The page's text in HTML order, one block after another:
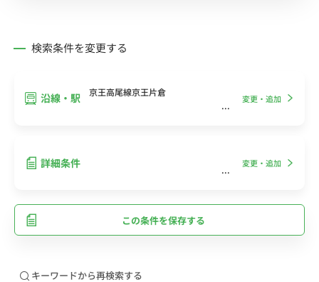
検索条件を変更する
沿線・駅 京王高尾線京王片倉
変更・追加
詳細条件 変更・追加
この条件を保存する
キーワードから再検索する